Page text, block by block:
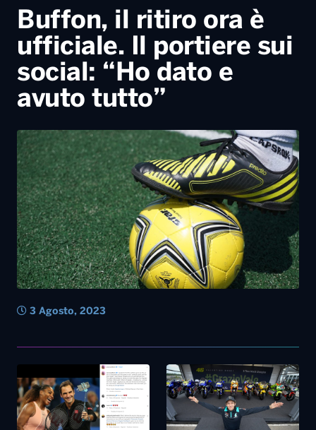
Buffon, il ritiro ora è
ufficiale. Il portiere sui
social: “Ho dato e
avuto tutto”
3 Agosto, 2023